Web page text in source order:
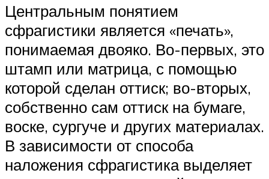
Центральным понятием
сфрагистики является «печать»,
понимаемая двояко. Во-первых, это
штамп или матрица, с помощью
которой сделан оттиск; во-вторых,
собственно сам оттиск на бумаге,
воске, сургуче и других материалах.
В зависимости от способа
наложения сфрагистика выделяет